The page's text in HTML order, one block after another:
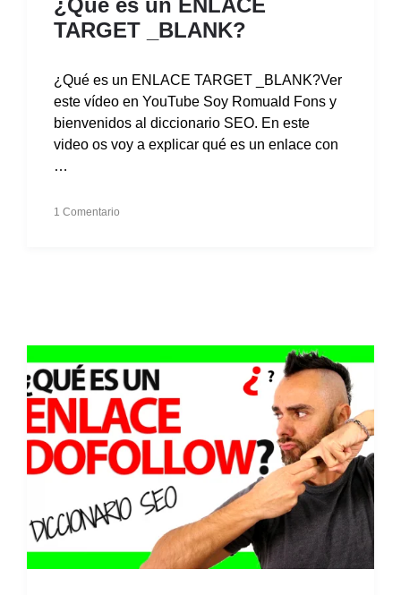
¿Qué es un ENLACE
TARGET _BLANK?
¿Qué es un ENLACE TARGET _BLANK?Ver
este vídeo en YouTube Soy Romuald Fons y
bienvenidos al diccionario SEO. En este
video os voy a explicar qué es un enlace con
…
1 Comentario